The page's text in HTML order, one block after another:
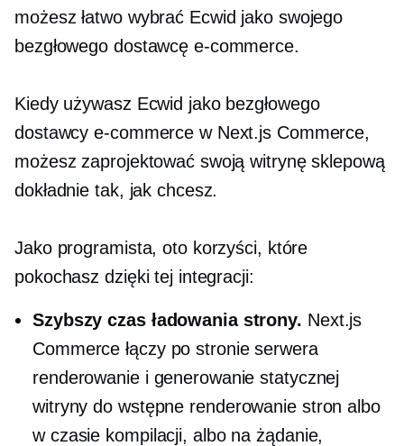
możesz łatwo wybrać Ecwid jako swojego
bezgłowego dostawcę e-commerce.
Kiedy używasz Ecwid jako bezgłowego
dostawcy e-commerce w Next.js Commerce,
możesz zaprojektować swoją witrynę sklepową
dokładnie tak, jak chcesz.
Jako programista, oto korzyści, które
pokochasz dzięki tej integracji:
Szybszy czas ładowania strony. Next.js
Commerce łączy po stronie serwera
renderowanie i generowanie statycznej
witryny do wstępne renderowaniestron albo
w czasie kompilacji, albo na żądanie,